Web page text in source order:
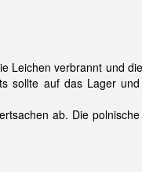
Leichen verbrannt und
sollte auf das Lager
ab. Die